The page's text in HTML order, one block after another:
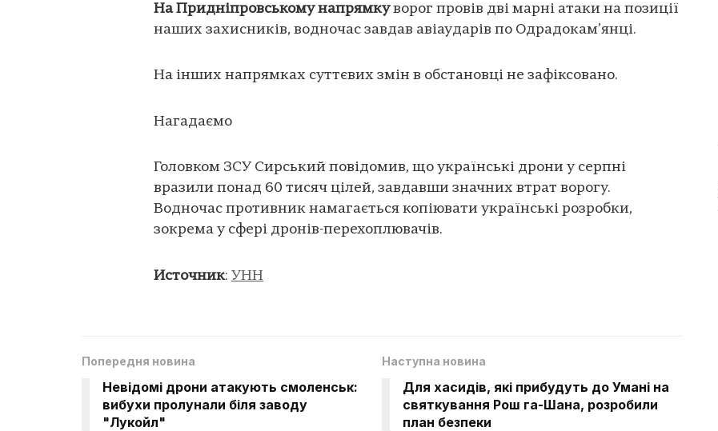
На Придніпровському напрямкуворог провів дві марні атаки на позиції
наших захисників, водночас завдав авіаударів по Одрадокам’янці.
На інших напрямках суттєвих змін в обстановці не зафіксовано.
Нагадаємо
Головком ЗСУ Сирський повідомив, що українські дрони у серпні
вразили понад 60 тисяч цілей, завдавши значних втрат ворогу.
Водночас противник намагається копіювати українські розробки,
зокрема у сфері дронів-перехоплювачів.
Источник: УНН
Попередня новина
Невідомі дрони атакують смоленськ:
вибухи пролунали біля заводу
"Лукойл"
Наступна новина
Для хасидів, які прибудуть до Умані на
святкування Рош га-Шана, розробили
план безпеки